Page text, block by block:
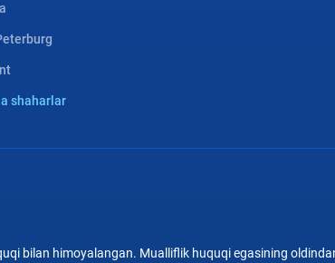
shaharlar
bilan himoyalangan. Mualliflik huquqi egasining